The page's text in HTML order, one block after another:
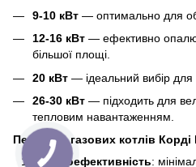
9-10 кВт — оптимально для
12-16 кВт — ефективно
більшої площі.
20 кВт — ідеальний вибір для
26-30 кВт — підходить для
тепловим навантаженням.
Переваги газових котлів Корді
Енергоефективність: